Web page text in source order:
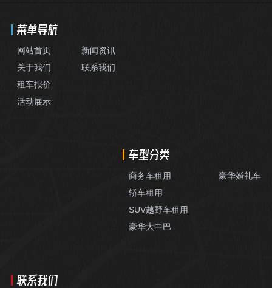
菜单导航
网站首页
关于我们
租车报价
活动展示
新闻资讯
联系我们
车型分类
商务车租用
轿车租用
SUV越野车租用
豪华大中巴
豪华婚礼车
联系我们